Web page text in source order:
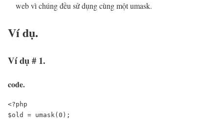
web vì chúng đều sử dụng cùng một umask.
Ví dụ.
Ví dụ # 1.
code.
<?php
$old = umask(0);